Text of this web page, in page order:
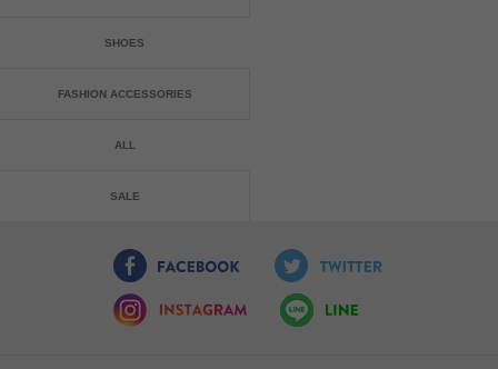
SHOES
FASHION ACCESSORIES
ALL
SALE